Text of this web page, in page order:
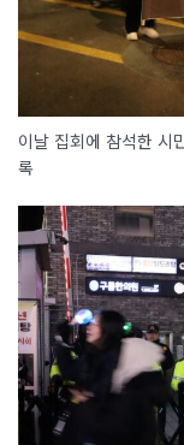
이날 집회에 참석한 시
록